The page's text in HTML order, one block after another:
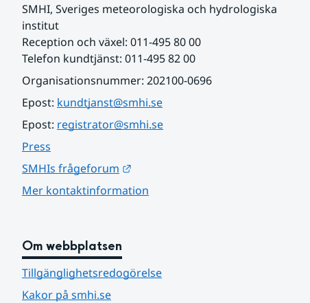
SMHI, Sveriges meteorologiska och hydrologiska
institut
Reception och växel: 011-495 80 00
Telefon kundtjänst: 011-495 82 00
Organisationsnummer: 202100-0696
Epost: kundtjanst@smhi.se
Epost: registrator@smhi.se
Press
SMHIs frågeforum
Mer kontaktinformation
Om webbplatsen
Tillgänglighetsredogörelse
Kakor på smhi.se